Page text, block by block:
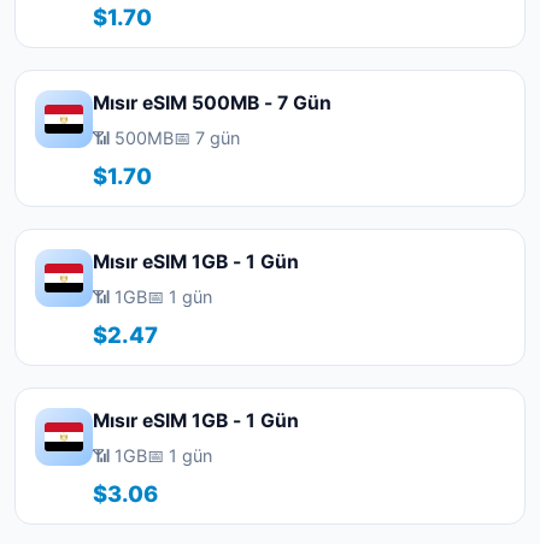
$1.70
Mısır eSIM 500MB - 7 Gün
📶 500MB📅 7 gün
$1.70
Mısır eSIM 1GB - 1 Gün
📶 1GB📅 1 gün
$2.47
Mısır eSIM 1GB - 1 Gün
📶 1GB📅 1 gün
$3.06